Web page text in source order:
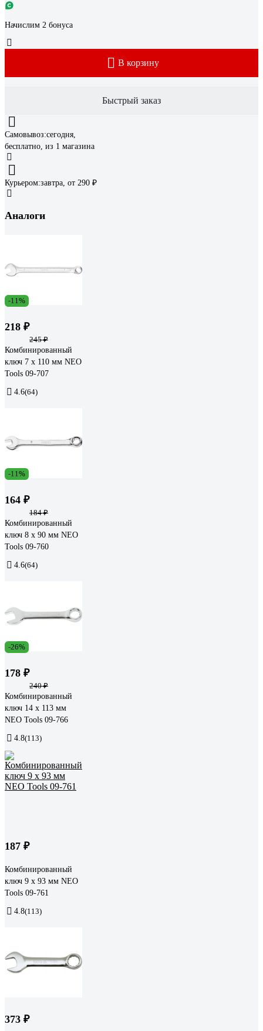
Начислим 2 бонуса
В корзину
Быстрый заказ
Самовывоз:сегодня,
бесплатно, из 1 магазина
Курьером:завтра, от 290 ₽
Аналоги
-11%
218 ₽
245 ₽
Комбинированный
ключ 7 x 110 мм NEO
Tools 09-707
4.6(64)
-11%
164 ₽
184 ₽
Комбинированный
ключ 8 x 90 мм NEO
Tools 09-760
4.6(64)
-26%
178 ₽
240 ₽
Комбинированный
ключ 14 x 113 мм
NEO Tools 09-766
4.8(113)
187 ₽
Комбинированный
ключ 9 x 93 мм NEO
Tools 09-761
4.8(113)
373 ₽